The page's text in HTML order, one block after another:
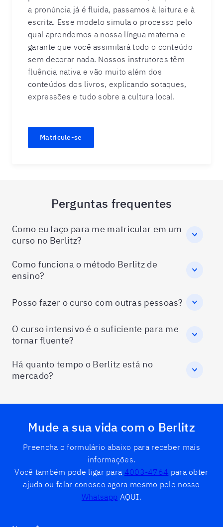
a pronúncia já é fluida, passamos à leitura e à
escrita. Esse modelo simula o processo pelo
qual aprendemos a nossa língua materna e
garante que você assimilará todo o conteúdo
sem decorar nada. Nossos instrutores têm
fluência nativa e vão muito além dos
conteúdos dos livros, explicando sotaques,
expressões e tudo sobre a cultura local.
Matricule-se
Perguntas frequentes
Como eu faço para me matricular em um
curso no Berlitz?
Como funciona o método Berlitz de
ensino?
Posso fazer o curso com outras pessoas?
O curso intensivo é o suficiente para me
tornar fluente?
Há quanto tempo o Berlitz está no
mercado?
Mude a sua vida com o Berlitz
Preencha o formulário abaixo para receber mais
informações.
Você também pode ligar para 4003-4764 para obter
ajuda ou falar conosco agora mesmo pelo nosso
Whatsapp AQUI.